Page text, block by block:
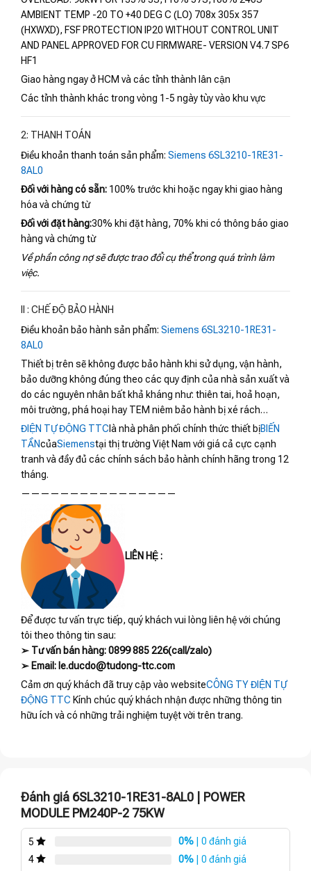
AMBIENT TEMP -20 TO +40 DEG C (LO) 708x 305x 357
(HXWXD), FSF PROTECTION IP20 WITHOUT CONTROL UNIT
AND PANEL APPROVED FOR CU FIRMWARE- VERSION V4.7 SP6
HF1
Giao hàng ngay ở HCM và các tỉnh thành lân cận
Các tỉnh thành khác trong vòng 1-5 ngày tùy vào khu vực
2: THANH TOÁN
Điều khoản thanh toán sản phẩm: Siemens 6SL3210-1RE31-
8AL0
Đối với hàng có sẵn: 100% trước khi hoặc ngay khi giao hàng
hóa và chứng từ
Đối với đặt hàng:30% khi đặt hàng, 70% khi có thông báo giao
hàng và chứng từ
Về phần công nợ sẽ được trao đổi cụ thể trong quá trình làm
việc.
II : CHẾ ĐỘ BẢO HÀNH
Điều khoản bảo hành sản phẩm: Siemens 6SL3210-1RE31-
8AL0
Thiết bị trên sẽ không được bảo hành khi sử dụng, vận hành,
bảo dưỡng không đúng theo các quy định của nhà sản xuất và
do các nguyên nhân bất khả kháng như: thiên tai, hoả hoạn,
môi trường, phá hoại hay TEM niêm bảo hành bị xé rách…
ĐIỆN TỰ ĐỘNG TTC là nhà phân phối chính thức thiết bịBIẾN
TẦNcủaSiemenstại thị trường Việt Nam với giá cả cực cạnh
tranh và đầy đủ các chính sách bảo hành chính hãng trong 12
tháng.
————————————————
LIÊN HỆ :
Để được tư vấn trực tiếp, quý khách vui lòng liên hệ với chúng
tôi theo thông tin sau:
➢ Tư vấn bán hàng: 0899 885 226(call/zalo)
➢ Email: le.ducdo@tudong-ttc.com
Cảm ơn quý khách đã truy cập vào websiteCÔNG TY ĐIỆN TỰ
ĐỘNG TTC Kính chúc quý khách nhận được những thông tin
hữu ích và có những trải nghiệm tuyệt vời trên trang.
Đánh giá 6SL3210-1RE31-8AL0 | POWER
MODULE PM240P-2 75KW
5 0% | 0 đánh giá
4
0% | 0 đánh giá